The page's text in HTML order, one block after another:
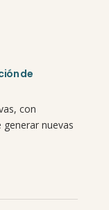
de
con
nuevas